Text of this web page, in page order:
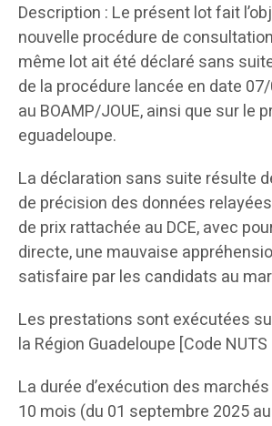
Description : Le présent lot fait
nouvelle procédure de
même lot ait été déclaré sans
de la procédure lancée en date
au BOAMP/JOUE, ainsi que sur le
eguadeloupe.
La déclaration sans suite résulte
de précision des données
de prix rattachée au DCE, avec
directe, une mauvaise
satisfaire par les candidats au
Les prestations sont exécutées
la Région Guadeloupe [Code NUTS
La durée d’exécution des
10 mois (du 01 septembre 2025